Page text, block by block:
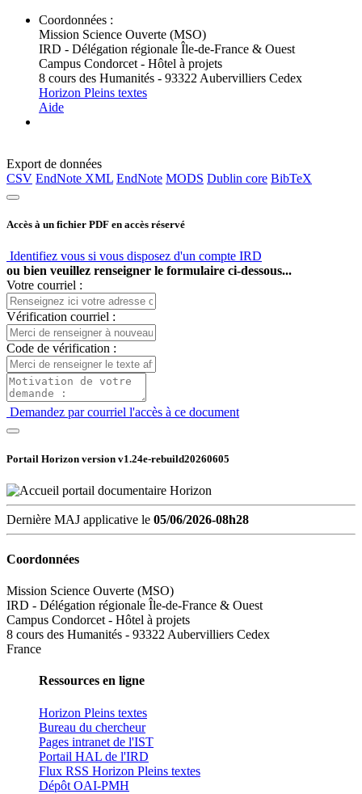
Coordonnées :
Mission Science Ouverte (MSO)
IRD - Délégation régionale Île-de-France & Ouest
Campus Condorcet - Hôtel à projets
8 cours des Humanités - 93322 Aubervilliers Cedex
Horizon Pleins textes
Aide
Export de données
CSV EndNote XML EndNote MODS Dublin core BibTeX
Accès à un fichier PDF en accès réservé
Identifiez vous si vous disposez d'un compte IRD
ou bien veuillez renseigner le formulaire ci-dessous...
Votre courriel :
Vérification courriel :
Code de vérification :
Demandez par courriel l'accès à ce document
Portail Horizon version v1.24e-rebuild20260605
Dernière MAJ applicative le 05/06/2026-08h28
Coordonnées
Mission Science Ouverte (MSO)
IRD - Délégation régionale Île-de-France & Ouest
Campus Condorcet - Hôtel à projets
8 cours des Humanités - 93322 Aubervilliers Cedex
France
Ressources en ligne
Horizon Pleins textes
Bureau du chercheur
Pages intranet de l'IST
Portail HAL de l'IRD
Flux RSS Horizon Pleins textes
Dépôt OAI-PMH